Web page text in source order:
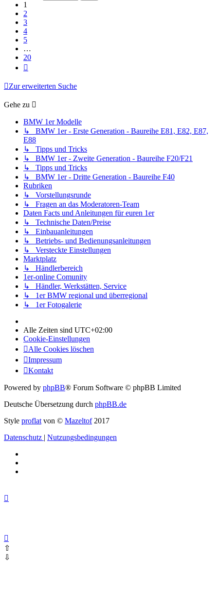
1
2
3
4
5
…
20
Zur erweiterten Suche
Gehe zu
BMW 1er Modelle
↳ BMW 1er - Erste Generation - Baureihe E81, E82, E87,
E88
↳ Tipps und Tricks
↳ BMW 1er - Zweite Generation - Baureihe F20/F21
↳ Tipps und Tricks
↳ BMW 1er - Dritte Generation - Baureihe F40
Rubriken
↳ Vorstellungsrunde
↳ Fragen an das Moderatoren-Team
Daten Facts und Anleitungen für euren 1er
↳ Technische Daten/Preise
↳ Einbauanleitungen
↳ Betriebs- und Bedienungsanleitungen
↳ Versteckte Einstellungen
Marktplatz
↳ Händlerbereich
1er-online Comunity
↳ Händler, Werkstätten, Service
↳ 1er BMW regional und überregional
↳ 1er Fotogalerie
Alle Zeiten sind UTC+02:00
Cookie-Einstellungen
Alle Cookies löschen
Impressum
Kontakt
Powered by phpBB® Forum Software © phpBB Limited
Deutsche Übersetzung durch phpBB.de
Style proflatvon © Mazeltof2017
Datenschutz
Nutzungsbedingungen
⇧
⇩